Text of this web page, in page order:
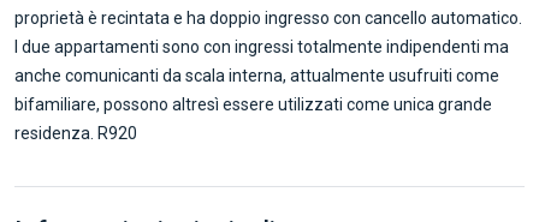
proprietà è recintata e ha doppio ingresso con cancello automatico.
I due appartamenti sono con ingressi totalmente indipendenti ma
anche comunicanti da scala interna, attualmente usufruiti come
bifamiliare, possono altresì essere utilizzati come unica grande
residenza. R920